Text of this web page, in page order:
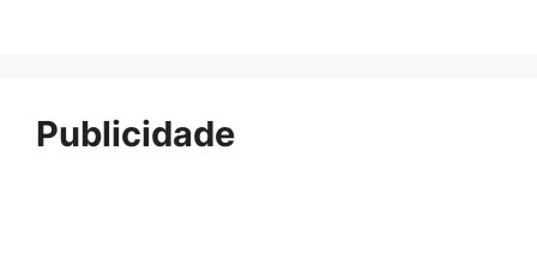
Publicidade